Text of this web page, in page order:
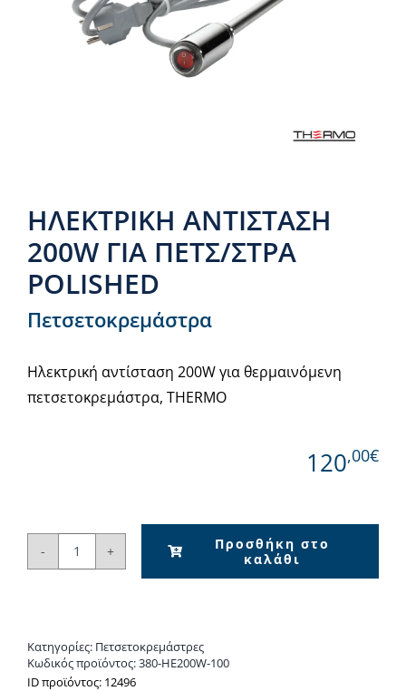
Νέα & άρθρα
ΗΛΕΚΤΡΙΚΗ ΑΝΤΙΣΤΑΣΗ
200W ΓΙΑ ΠΕΤΣ/ΣΤΡΑ
POLISHED
Πετσετοκρεμάστρα
Ηλεκτρική αντίσταση 200W για θερμαινόμενη
πετσετοκρεμάστρα, THERMO
120,00€
ΗΛΕΚΤΡΙΚΗ
ΑΝΤΙΣΤΑΣΗ
ΠΕΤΣ/
ΣΤΡΑ
Προσθήκη στο
καλάθι
Κατηγορίες: Πετσετοκρεμάστρες
Κωδικός προϊόντος:380-HE200W-100
ΙD προϊόντος: 12496